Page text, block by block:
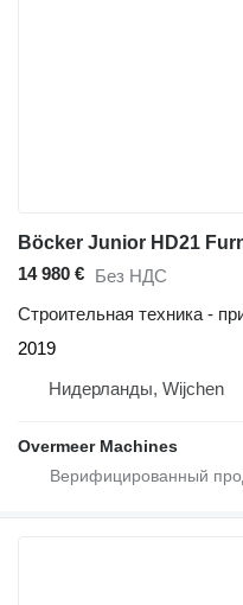
Böcker Junior HD21
14 980 € Без НДС
Строительная техника -
2019
Нидерланды, Wijchen
Overmeer Machines